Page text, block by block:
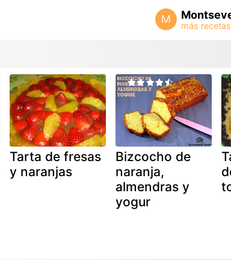
M
Tarta de fresas
y naranjas
Bizcocho de
naranja,
almendras y
yogur